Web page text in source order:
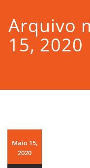
Arquivo
15, 2020
Maio 15,
2020